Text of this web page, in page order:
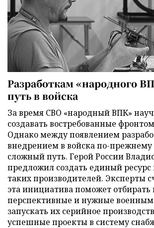
Разработкам «народного
путь в войска
За время СВО «народный ВПК»
создавать востребованные
Однако между появлением
внедрением в войска по-прежнему
сложный путь. Герой России
предложил создать единый
таких производителей. Эксперты
эта инициатива поможет отбирать
перспективные и нужные
запускать их серийное
успешные проекты в систему